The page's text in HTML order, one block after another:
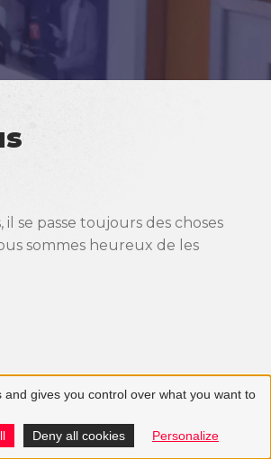
il se passe toujours des choses
sommes heureux de les
and gives you control over what you want to
Deny all cookies Personalize